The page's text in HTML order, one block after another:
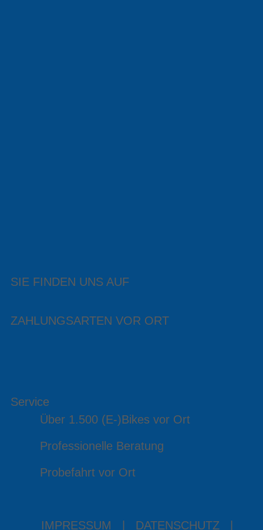
SIE FINDEN UNS AUF
ZAHLUNGSARTEN VOR ORT
Service
Über 1.500 (E-)Bikes vor Ort
Professionelle Beratung
Probefahrt vor Ort
IMPRESSUM DATENSCHUTZ